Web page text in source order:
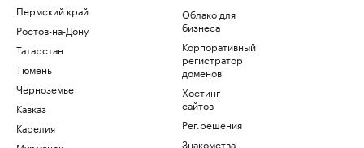
Пермский край
Ростов-на-Дону
Татарстан
Тюмень
Черноземье
Кавказ
Карелия
Облако для
бизнеса
Корпоративный
регистратор
доменов
Хостинг
сайтов
Рег.решения
Знакомства